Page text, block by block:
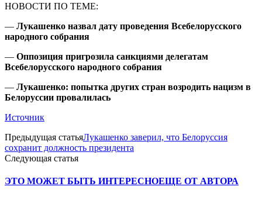
НОВОСТИ ПО ТЕМЕ:
— Лукашенко назвал дату проведения Всебелорусского
народного собрания
— Оппозиция пригрозила санкциями делегатам
Всебелорусского народного собрания
— Лукашенко: попытка других стран возродить нацизм в
Белоруссии провалилась
Источник
Предыдущая статьяЛукашенко заверил, что Белоруссия
сохранит должность президента
Следующая статья
ЭТО МОЖЕТ БЫТЬ ИНТЕРЕСНОЕЩЕ ОТ АВТОРА